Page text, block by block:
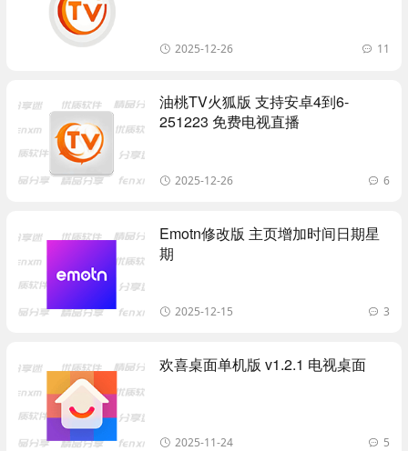
2025-12-26 11
油桃TV火狐版 支持安卓4到6-
251223 免费电视直播
2025-12-26 6
Emotn修改版 主页增加时间日期星
期
2025-12-15 3
欢喜桌面单机版 v1.2.1 电视桌面
2025-11-24 5